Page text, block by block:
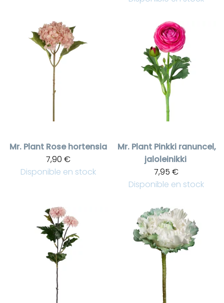
Mr. Plant Rose hortensia
7,90 €
Disponible en stock
Mr. Plant Pinkki ranuncel,
jaloleinikki
7,95 €
Disponible en stock